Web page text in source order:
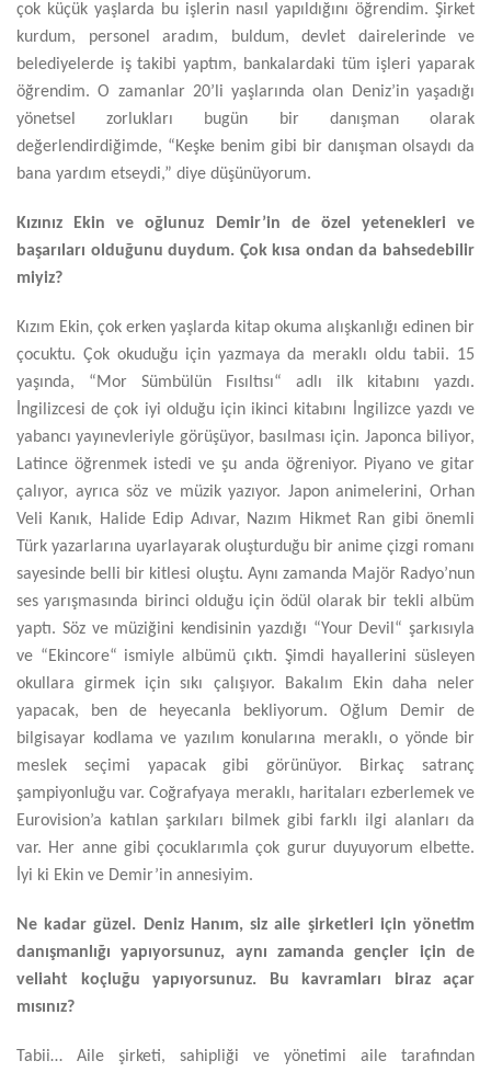
çok küçük yaşlarda bu işlerin nasıl yapıldığını öğrendim. Şirket
kurdum, personel aradım, buldum, devlet dairelerinde ve
belediyelerde iş takibi yaptım, bankalardaki tüm işleri yaparak
öğrendim. O zamanlar 20’li yaşlarında olan Deniz’in yaşadığı
yönetsel zorlukları bugün bir danışman olarak
değerlendirdiğimde, “Keşke benim gibi bir danışman olsaydı da
bana yardım etseydi,” diye düşünüyorum.
Kızınız Ekin ve oğlunuz Demir’in de özel yetenekleri ve
başarıları olduğunu duydum. Çok kısa ondan da bahsedebilir
miyiz?
Kızım Ekin, çok erken yaşlarda kitap okuma alışkanlığı edinen bir
çocuktu. Çok okuduğu için yazmaya da meraklı oldu tabii. 15
yaşında, “Mor Sümbülün Fısıltısı“ adlı ilk kitabını yazdı.
İngilizcesi de çok iyi olduğu için ikinci kitabını İngilizce yazdı ve
yabancı yayınevleriyle görüşüyor, basılması için. Japonca biliyor,
Latince öğrenmek istedi ve şu anda öğreniyor. Piyano ve gitar
çalıyor, ayrıca söz ve müzik yazıyor. Japon animelerini, Orhan
Veli Kanık, Halide Edip Adıvar, Nazım Hikmet Ran gibi önemli
Türk yazarlarına uyarlayarak oluşturduğu bir anime çizgi romanı
sayesinde belli bir kitlesi oluştu. Aynı zamanda Majör Radyo’nun
ses yarışmasında birinci olduğu için ödül olarak bir tekli albüm
yaptı. Söz ve müziğini kendisinin yazdığı “Your Devil“ şarkısıyla
ve “Ekincore“ ismiyle albümü çıktı. Şimdi hayallerini süsleyen
okullara girmek için sıkı çalışıyor. Bakalım Ekin daha neler
yapacak, ben de heyecanla bekliyorum. Oğlum Demir de
bilgisayar kodlama ve yazılım konularına meraklı, o yönde bir
meslek seçimi yapacak gibi görünüyor. Birkaç satranç
şampiyonluğu var. Coğrafyaya meraklı, haritaları ezberlemek ve
Eurovision’a katılan şarkıları bilmek gibi farklı ilgi alanları da
var. Her anne gibi çocuklarımla çok gurur duyuyorum elbette.
İyi ki Ekin ve Demir’in annesiyim.
Ne kadar güzel. Deniz Hanım, siz aile şirketleri için yönetim
danışmanlığı yapıyorsunuz, aynı zamanda gençler için de
veliaht koçluğu yapıyorsunuz. Bu kavramları biraz açar
mısınız?
Tabii… Aile şirketi, sahipliği ve yönetimi aile tarafından